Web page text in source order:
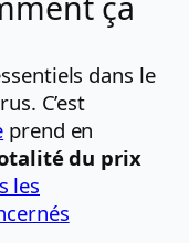
dans le
C’est
prend en
du prix
les